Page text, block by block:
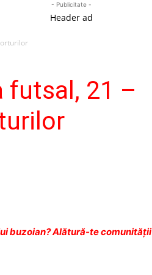
- Publicitate -
Header ad
futsal, 21 –
buzoian? Alătură-te comunității